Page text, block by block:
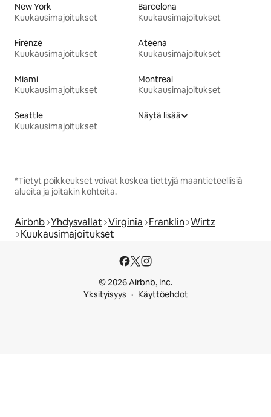
New York
Kuukausimajoitukset
Barcelona
Kuukausimajoitukset
Firenze
Kuukausimajoitukset
Ateena
Kuukausimajoitukset
Miami
Kuukausimajoitukset
Montreal
Kuukausimajoitukset
Seattle
Kuukausimajoitukset
Näytä lisää
*Tietyt poikkeukset voivat koskea tiettyjä maantieteellisiä
alueita ja joitakin kohteita.
Airbnb Yhdysvallat Virginia Franklin Wirtz
Kuukausimajoitukset
© 2026 Airbnb, Inc.
Yksityisyys
Käyttöehdot